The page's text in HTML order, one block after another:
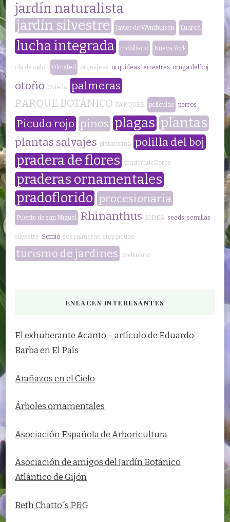
jardín naturalista
jardín silvestre
Javier de Wynthuisen Luarca
lucha integrada mobiliario Nueva York
ola de calor Olmsted orquídeas orquídeas terrestres oruga del boj
otoño Oviedo
palmeras
PARQUE BOTÁNICO PARQUES películas perros
Picudo rojo pinos plagas plantas
plantas salvajes plataforma polilla del boj
pradera de flores praderadeflores
praderas ornamentales
pradoflorido procesionaria
Puente de san Miguel Rhinanthus RIDEA seeds semillas
silvestre Somió sos palmeras stop picudo
turismo de jardines webinario
ENLACES INTERESANTES
El exhuberante Acanto – artículo de Eduardo
Barba en El País
Arañazos en el Cielo
Árboles ornamentales
Asociación Española de Arboricultura
Asociación de amigos delJardín Botánico
Atlántico de Gijón
Beth Chatto´s P&G